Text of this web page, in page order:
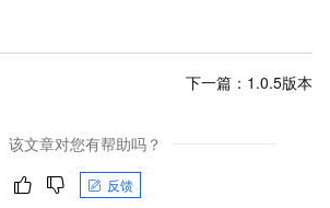
下一篇： 1.0.5版本
该文章对您有帮助吗？
反馈